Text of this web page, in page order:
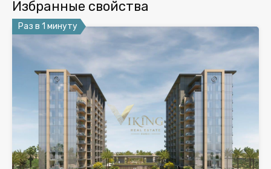
Избранные свойства
Раз в 1 минуту